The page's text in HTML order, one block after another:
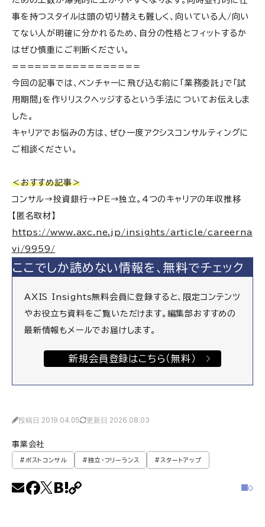
事を持つスタイルは頭の切り替えも難しく、向いている人/向い
てない人が明確に分かれるため、自分の性格とフィットするか
はぜひ慎重にご判断ください。
=================
今回の記事では、ベンチャーに飛び込む前に「業務委託」で「試
用期間」を作りリスクヘッジするという手法についてお伝えしま
した。
キャリアでお悩みの方は、ぜひ一度アクシスコンサルティングに
ご相談ください。
＜おすすめ記事＞
コンサル→投資銀行→PE→独立。4つのキャリアの年収推移
【匿名取材】
https://www.axc.ne.jp/insights/article/careerna
vi/9959/
ここでしか読めない情報を、無料でチェック
AXIS Insights無料会員に登録すると、限定コンテンツ
やお役立ち資料をご覧いただけます。編集部おすすめの
最新情報もメールでお届けします。
新規会員登録はこちら（無料）
投稿日 2019.04.05 更新日 2026.08.03
事業会社
#ポストコンサル #独立・フリーランス #スタートアップ
0